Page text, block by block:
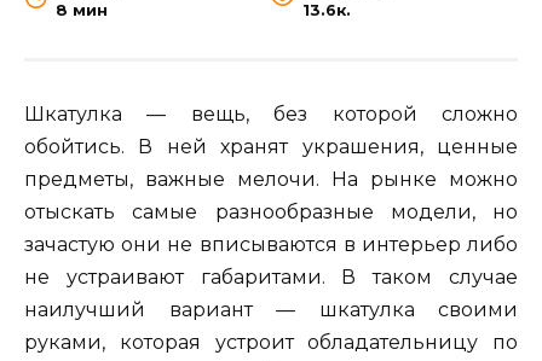
8 мин 13.6к.
Шкатулка — вещь, без которой сложно
обойтись. В ней хранят украшения, ценные
предметы, важные мелочи. На рынке можно
отыскать самые разнообразные модели, но
зачастую они не вписываются в интерьер либо
не устраивают габаритами. В таком случае
наилучший вариант — шкатулка своими
руками, которая устроит обладательницу по